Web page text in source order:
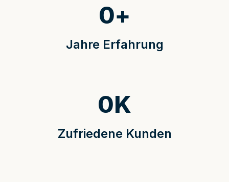
Jahre Erfahrung
0+
Zufriedene Kunden
0K